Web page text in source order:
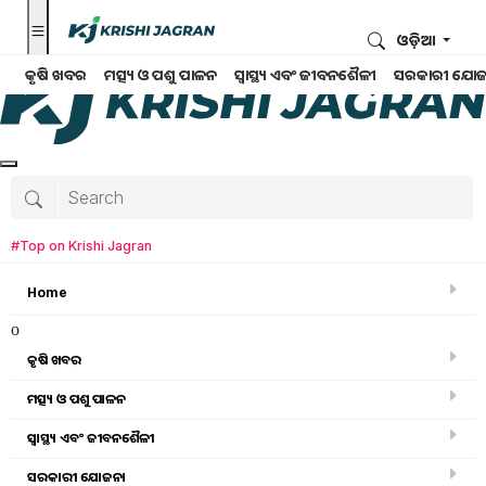
କୃଷି ଖବର ମତ୍ସ୍ୟ ଓ ପଶୁ ପାଳନ ସ୍ୱାସ୍ଥ୍ୟ ଏବଂ ଜୀବନଶୈଳୀ ସରକାରୀ
ଓଡ଼ିଆ
#Top on Krishi Jagran
Home
o
କୃଷି ଖବର
ମତ୍ସ୍ୟ ଓ ପଶୁ ପାଳନ
ସ୍ୱାସ୍ଥ୍ୟ ଏବଂ ଜୀବନଶୈଳୀ
ସରକାରୀ ଯୋଜନା
କୃଷି ଉପକରଣ